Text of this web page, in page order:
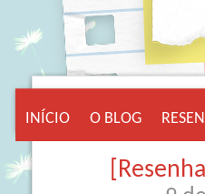
INÍCIO O BLOG